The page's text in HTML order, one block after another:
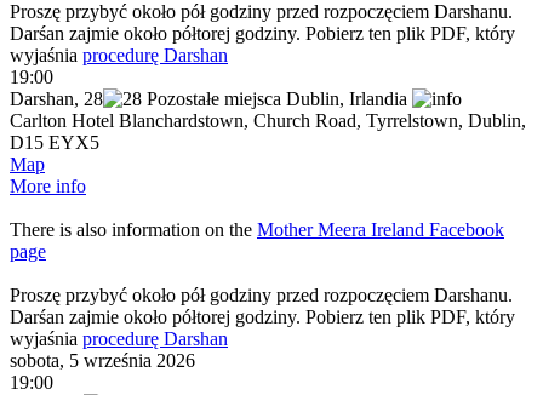
Proszę przybyć około pół godziny przed rozpoczęciem Darshanu.
Darśan zajmie około półtorej godziny. Pobierz ten plik PDF, który
wyjaśnia procedurę Darshan
19:00
Darshan, 28 Dublin, Irlandia
Carlton Hotel Blanchardstown, Church Road, Tyrrelstown, Dublin,
D15 EYX5
Map
More info
There is also information on the Mother Meera Ireland Facebook
page
Proszę przybyć około pół godziny przed rozpoczęciem Darshanu.
Darśan zajmie około półtorej godziny. Pobierz ten plik PDF, który
wyjaśnia procedurę Darshan
sobota, 5 września 2026
19:00